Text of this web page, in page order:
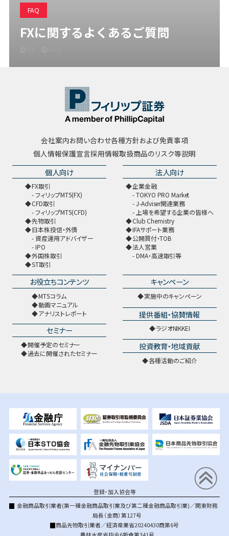
FAQ
FXに関するよくあるご質問
会社案内お問い合わせ各種方針および免責事項
個人情報保護宣言採用情報取扱商品のリスク等説明
個人向け
FX取引
フィリップMT5(FX)
CFD取引
フィリップMT5(CFD)
先物取引
日本株投信・外債
資産運用アドバイザー
IPO
外国株取引
ST取引
法人向け
企業金融
TOKYO PRO Market
J-Adviser関連業務
上場を希望する企業の皆様へ
Club Chemistry
IFAサポート業務
公開買付・TOB
法人営業
DMA・高速取引等
お役立ちコンテンツ
MT5コラム
動画マニュアル
アナリストレポート
セミナー
開催予定のセミナー
過去に開催されたセミナー
キャンペーン
実施中のキャンペーン
提供番組・協賛情報
ラジオNIKKEI
投資教育・地域貢献
各種活動のご紹介
登録・加入協会等
金融商品取引業者(第一種金融商品取引業及び第二種金融商品取引業)／関東財務
局長（金商）第127号
商品先物取引業者／経済産業省20240430商第6号